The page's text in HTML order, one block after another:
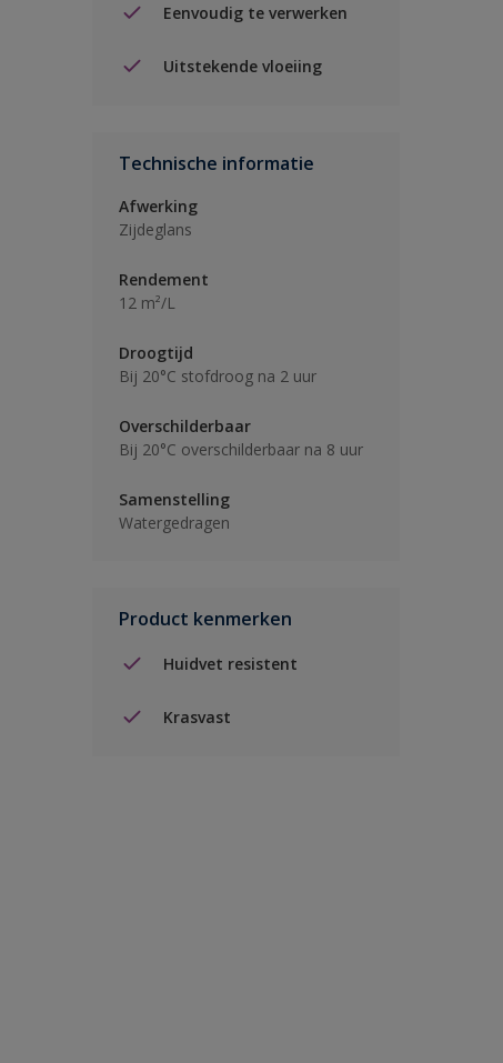
Eenvoudig te verwerken
Uitstekende vloeiing
Technische informatie
Afwerking
Zijdeglans
Rendement
12 m²/L
Droogtijd
Bij 20°C stofdroog na 2 uur
Overschilderbaar
Bij 20°C overschilderbaar na 8 uur
Samenstelling
Watergedragen
Product kenmerken
Huidvet resistent
Krasvast